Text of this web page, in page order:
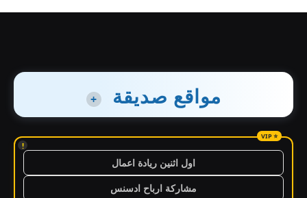
مواقع صديقة +
!
اول اثنين ريادة اعمال
مشاركة ارباح ادسنس